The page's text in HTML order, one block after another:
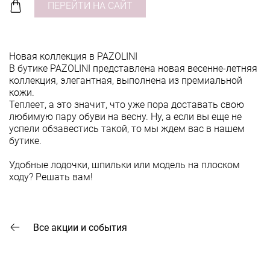
ПЕРЕЙТИ НА САЙТ
Все акции и события
Новая коллекция в PAZOLINI
В бутике PAZOLINI представлена новая весенне-летняя
коллекция, элегантная, выполнена из премиальной
кожи.
Теплеет, а это значит, что уже пора доставать свою
любимую пару обуви на весну. Ну, а если вы еще не
успели обзавестись такой, то мы ждем вас в нашем
бутике.
Удобные лодочки, шпильки или модель на плоском
ходу? Решать вам!